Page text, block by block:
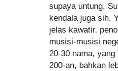
supaya untung.
kendala juga sih.
jelas kawatir,
musisi-musisi
20-30 nama,
200-an, bahkan